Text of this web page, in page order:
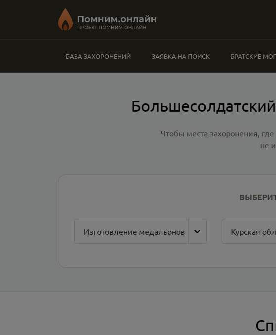
БАЗА ЗАХОРОНЕНИЙ ЗАЯВКА НА ПОИСК БРАТСКИЕ
Чтобы места захоронения,
не
Изготовление медальонов Курская